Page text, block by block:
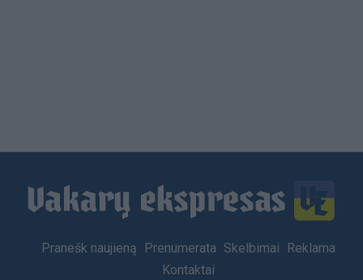
Footer
Pranešk naujieną Prenumerata Skelbimai
Reklama
Kontaktai